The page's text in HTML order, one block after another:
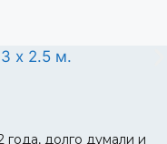
долго думали и